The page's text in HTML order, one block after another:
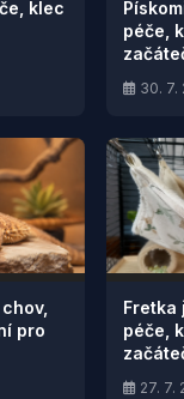
klec
péče,
30. 7.
pro
Fretka
péče,
27. 7.